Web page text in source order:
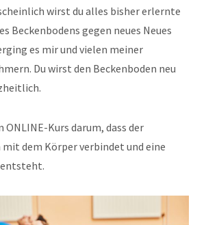
wirst du alles bisher erlernte
Beckenbodens gegen neues Neues
es mir und vielen meiner
Du wirst den Beckenboden neu
ONLINE-Kurs darum, dass der
mit dem Körper verbindet und eine